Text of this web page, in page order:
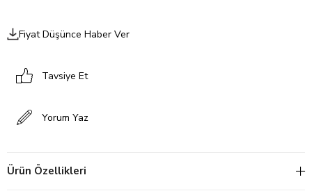
Fiyat Düşünce Haber Ver
Tavsiye Et
Yorum Yaz
Ürün Özellikleri